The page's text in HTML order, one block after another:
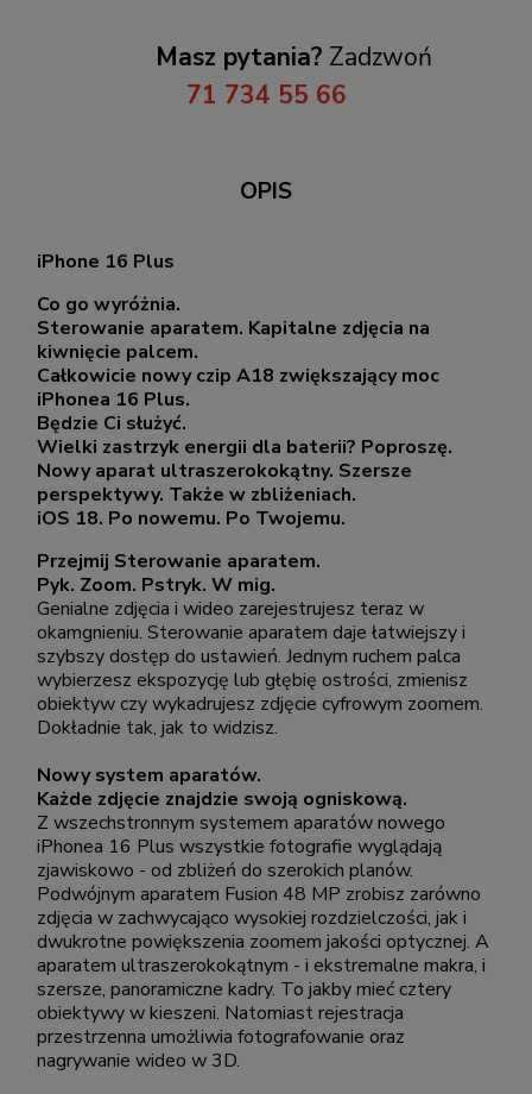
Masz pytania? Zadzwoń
71 734 55 66
OPIS
iPhone 16 Plus
Co go wyróżnia.
Sterowanie aparatem. Kapitalne zdjęcia na
kiwnięcie palcem.
Całkowicie nowy czip A18 zwiększający moc
iPhonea 16 Plus.
Będzie Ci służyć.
Wielki zastrzyk energii dla baterii? Poproszę.
Nowy aparat ultraszerokokątny. Szersze
perspektywy. Także w zbliżeniach.
iOS 18. Po nowemu. Po Twojemu.
Przejmij Sterowanie aparatem.
Pyk. Zoom. Pstryk. W mig.
Genialne zdjęcia i wideo zarejestrujesz teraz w
okamgnieniu. Sterowanie aparatem daje łatwiejszy i
szybszy dostęp do ustawień. Jednym ruchem palca
wybierzesz ekspozycję lub głębię ostrości, zmienisz
obiektyw czy wykadrujesz zdjęcie cyfrowym zoomem.
Dokładnie tak, jak to widzisz.
Nowy system aparatów.
Każde zdjęcie znajdzie swoją ogniskową.
Z wszechstronnym systemem aparatów nowego
iPhonea 16 Plus wszystkie fotografie wyglądają
zjawiskowo - od zbliżeń do szerokich planów.
Podwójnym aparatem Fusion 48 MP zrobisz zarówno
zdjęcia w zachwycająco wysokiej rozdzielczości, jak i
dwukrotne powiększenia zoomem jakości optycznej. A
aparatem ultraszerokokątnym - i ekstremalne makra, i
szersze, panoramiczne kadry. To jakby mieć cztery
obiektywy w kieszeni. Natomiast rejestracja
przestrzenna umożliwia fotografowanie oraz
nagrywanie wideo w 3D.